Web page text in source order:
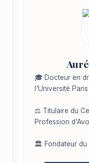
🎓 Docteur en
l'Université
⚖️ Titulaire du
Profession
🏛️ Fondateur du